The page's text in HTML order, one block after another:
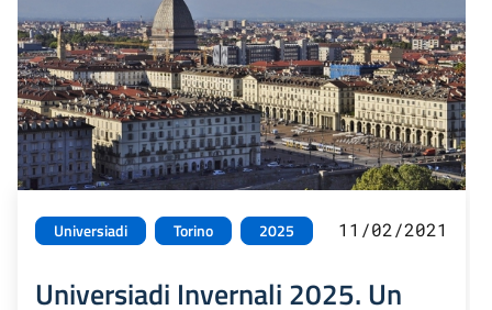
Universiadi Torino 2025 11/02/2021
Universiadi Invernali 2025. Un